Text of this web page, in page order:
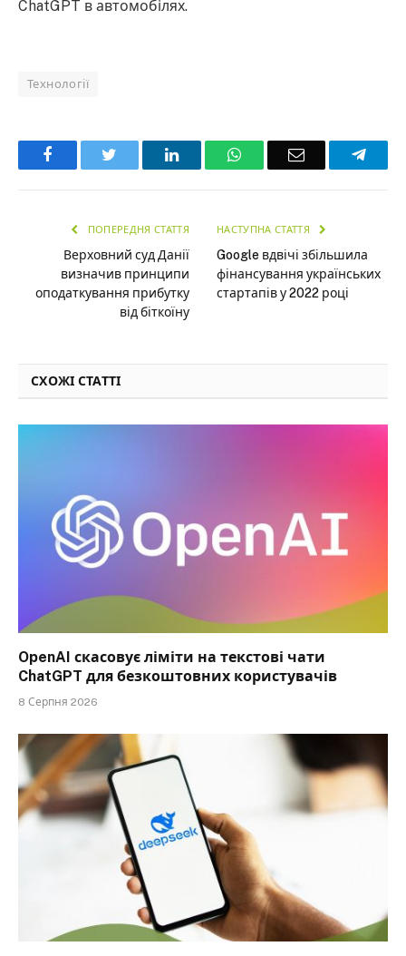
ChatGPT в автомобілях.
Технології
Facebook LinkedInWhatsAppEmail
ПОПЕРЕДНЯ СТАТТЯ
Верховний суд Данії
визначив принципи
оподаткування прибутку
від біткоїну
НАСТУПНА СТАТТЯ
Google вдвічі збільшила
фінансування українських
стартапів у 2022 році
СХОЖІ СТАТТІ
OpenAI скасовує ліміти на текстові чати
ChatGPT для безкоштовних користувачів
8 Серпня 2026